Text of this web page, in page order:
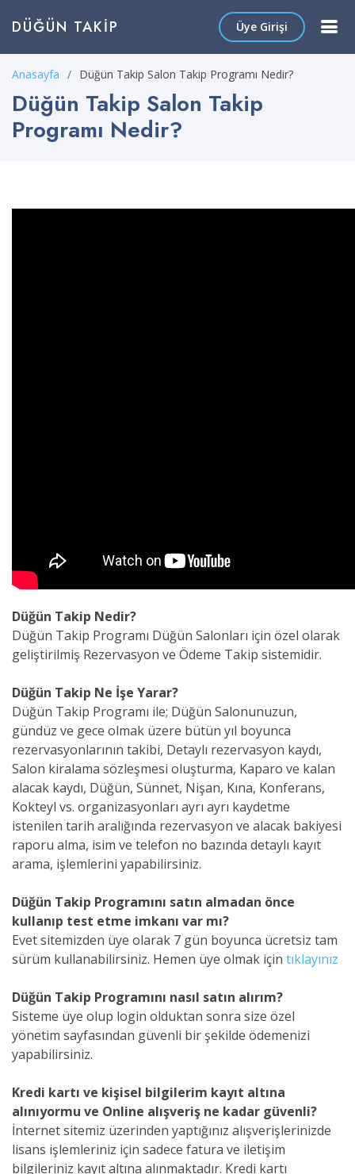
DÜĞÜN TAKIP Üye Girişi
Anasayfa Düğün Takip Salon Takip Programı Nedir?
Düğün Takip Salon Takip
Programı Nedir?
Düğün Takip Nedir?
Düğün Takip Programı Düğün Salonları için özel olarak
geliştirilmiş Rezervasyon ve Ödeme Takip sistemidir.
Düğün Takip Ne İşe Yarar?
Düğün Takip Programı ile; Düğün Salonunuzun,
gündüz ve gece olmak üzere bütün yıl boyunca
rezervasyonlarının takibi, Detaylı rezervasyon kaydı,
Salon kiralama sözleşmesi oluşturma, Kaparo ve kalan
alacak kaydı, Düğün, Sünnet, Nişan, Kına, Konferans,
Kokteyl vs. organizasyonları ayrı ayrı kaydetme
istenilen tarih aralığında rezervasyon ve alacak bakiyesi
raporu alma, isim ve telefon no bazında detaylı kayıt
arama, işlemlerini yapabilirsiniz.
Düğün Takip Programını satın almadan önce
kullanıp test etme imkanı var mı?
Evet sitemizden üye olarak 7 gün boyunca ücretsiz tam
sürüm kullanabilirsiniz. Hemen üye olmak için tıklayınız
Düğün Takip Programını nasıl satın alırım?
Sisteme üye olup login olduktan sonra size özel
yönetim sayfasından güvenli bir şekilde ödemenizi
yapabilirsiniz.
Kredi kartı ve kişisel bilgilerim kayıt altına
alınıyormu ve Online alışveriş ne kadar güvenli?
İnternet sitemiz üzerinden yaptığınız alışverişlerinizde
lisans işlemleriniz için sadece fatura ve iletişim
bilgileriniz kayıt altına alınmaktadır. Kredi kartı